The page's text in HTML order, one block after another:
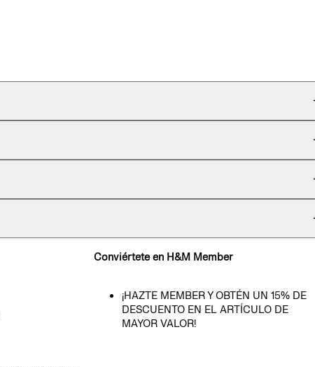
Conviértete en H&M Member
¡HAZTE MEMBER Y OBTÉN UN 15% DE
DESCUENTO EN EL ARTÍCULO DE
MAYOR VALOR!